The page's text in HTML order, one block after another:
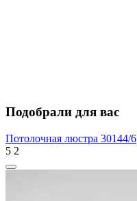
Подобрали для вас
Потолочная люстра 30144/6
5 2